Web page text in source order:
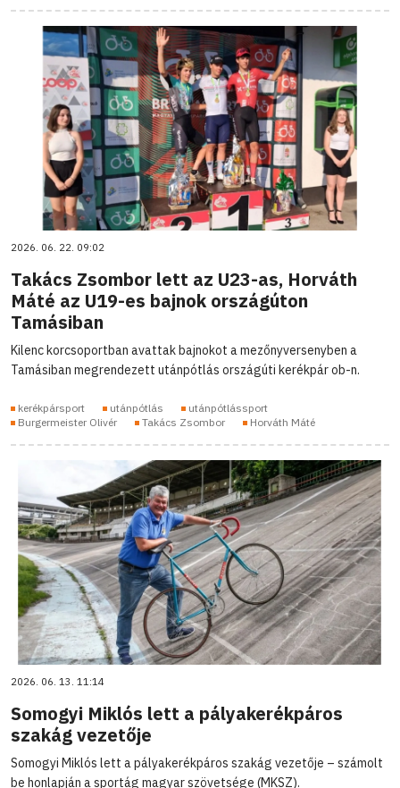
2026. 06. 22. 09:02
Takács Zsombor lett az U23-as, Horváth
Máté az U19-es bajnok országúton
Tamásiban
Kilenc korcsoportban avattak bajnokot a mezőnyversenyben a
Tamásiban megrendezett utánpótlás országúti kerékpár ob-n.
kerékpársport utánpótlás
utánpótlássport
Burgermeister Olivér
Takács Zsombor Horváth Máté
2026. 06. 13. 11:14
Somogyi Miklós lett a pályakerékpáros
szakág vezetője
Somogyi Miklós lett a pályakerékpáros szakág vezetője – számolt
be honlapján a sportág magyar szövetsége (MKSZ).